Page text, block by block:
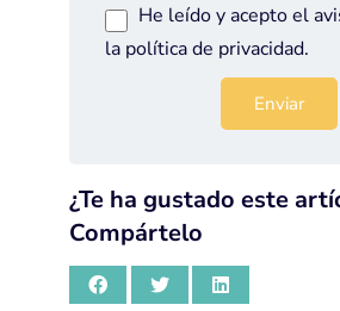
He leído y acepto el
la política de privacidad.
¿Te ha gustado este
Compártelo